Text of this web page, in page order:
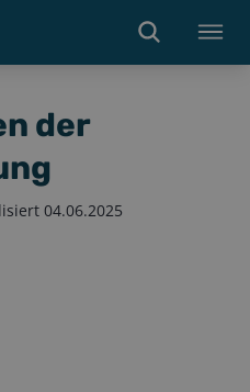
der
04.06.2025